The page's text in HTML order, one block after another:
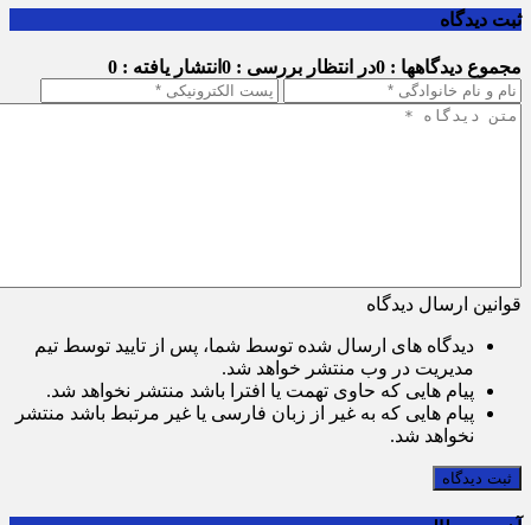
ثبت دیدگاه
مجموع دیدگاهها : 0 در انتظار بررسی : 0 انتشار یافته : 0
قوانین ارسال دیدگاه
دیدگاه های ارسال شده توسط شما، پس از تایید توسط تیم
مدیریت در وب منتشر خواهد شد.
پیام هایی که حاوی تهمت یا افترا باشد منتشر نخواهد شد.
پیام هایی که به غیر از زبان فارسی یا غیر مرتبط باشد منتشر
نخواهد شد.
ثبت دیدگاه